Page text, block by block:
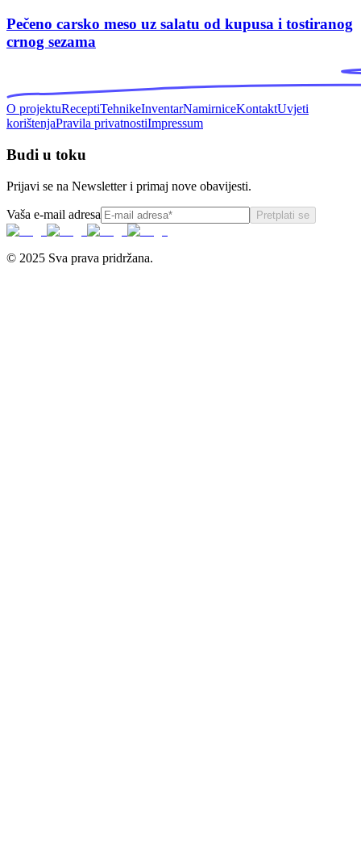
Pečeno carsko meso uz salatu od kupusa i tostiranog
crnog sezama
O projektuReceptiTehnikeInventarNamirniceKontaktUvjeti
korištenjaPravila privatnostiImpressum
Budi u toku
Prijavi se na Newsletter i primaj nove obavijesti.
Vaša e-mail adresa Pretplati se
© 2025 Sva prava pridržana.